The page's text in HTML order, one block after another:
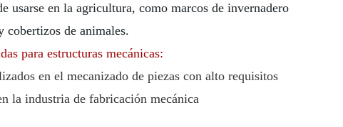
usarse en la agricultura, como marcos de invernadero
cobertizos de animales.
para estructuras mecánicas:
en el mecanizado de piezas con alto requisitos
la industria de fabricación mecánica